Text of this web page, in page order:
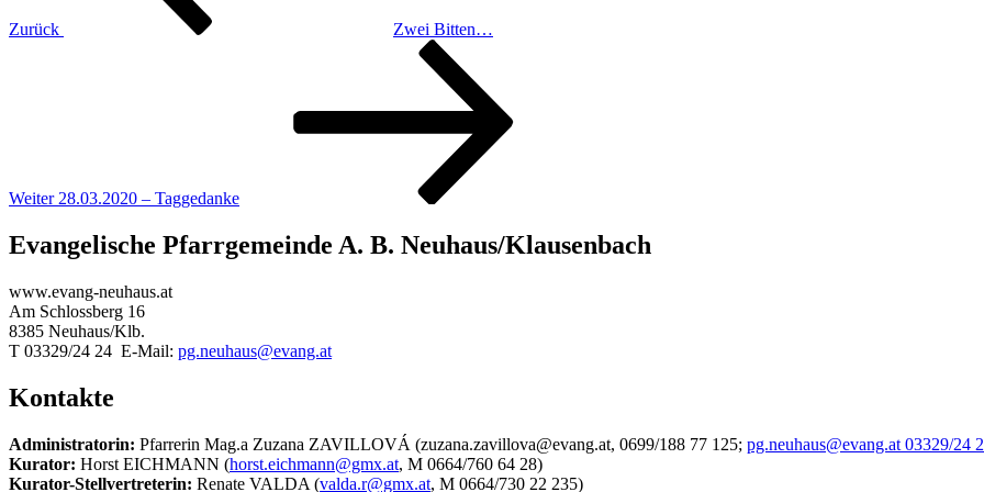
Zurück
Zwei Bitten…
Weiter 28.03.2020 – Taggedanke
Evangelische Pfarrgemeinde A. B. Neuhaus/Klausenbach
www.evang-neuhaus.at
Am Schlossberg 16
8385 Neuhaus/Klb.
T 03329/24 24 E-Mail: pg.neuhaus@evang.at
Kontakte
Administratorin: Pfarrerin Mag.a Zuzana ZAVILLOVÁ (zuzana.zavillova@evang.at, 0699/188 77 125; pg.neuhaus@evang.at 03329/24
Kurator: Horst EICHMANN (horst.eichmann@gmx.at, M 0664/760 64 28)
Kurator-Stellvertreterin: Renate VALDA (valda.r@gmx.at, M 0664/730 22 235)